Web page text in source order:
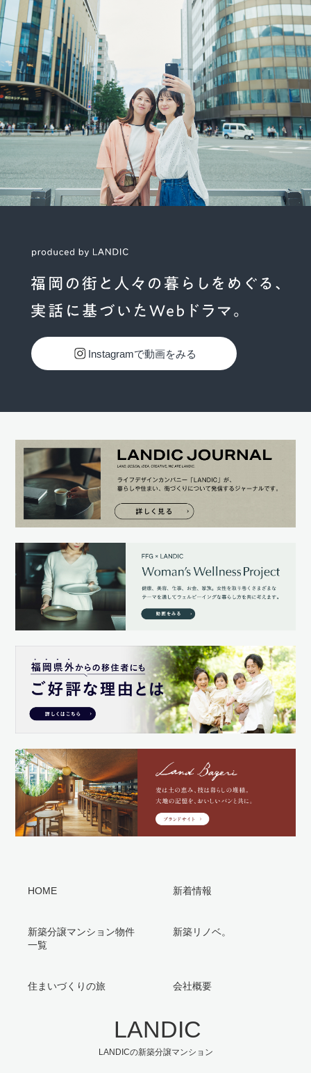
Instagramで動画をみる
HOME 新着情報
新築分譲マンション物件
一覧
新築リノベ。
住まいづくりの旅 会社概要
LANDIC
LANDICの新築分譲マンション